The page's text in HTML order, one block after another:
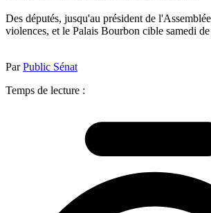
Des députés, jusqu'au président de
violences, et le Palais Bourbon cible samedi
ParPublic Sénat
Temps de lecture :